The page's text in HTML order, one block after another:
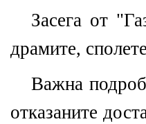
Засега от
драмите,
Важна
отказаните